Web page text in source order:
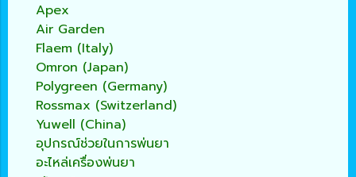
Apex
Air Garden
Flaem (Italy)
Omron (Japan)
Polygreen (Germany)
Rossmax (Switzerland)
Yuwell (China)
อุปกรณ์ช่วยในการพ่นยา
อะไหล่เครื่องพ่นยา